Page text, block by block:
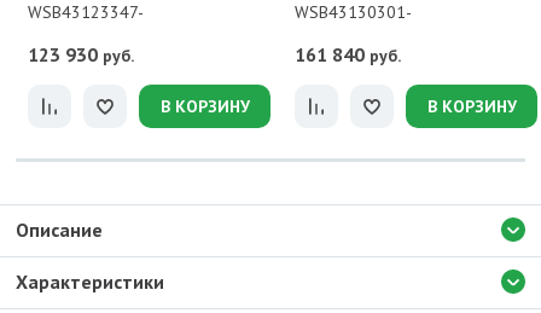
WSB43123347-
123 930 руб.
В КОРЗИНУ
WSB43130301-
161 840 руб.
В КОРЗИНУ
Описание
Характеристики